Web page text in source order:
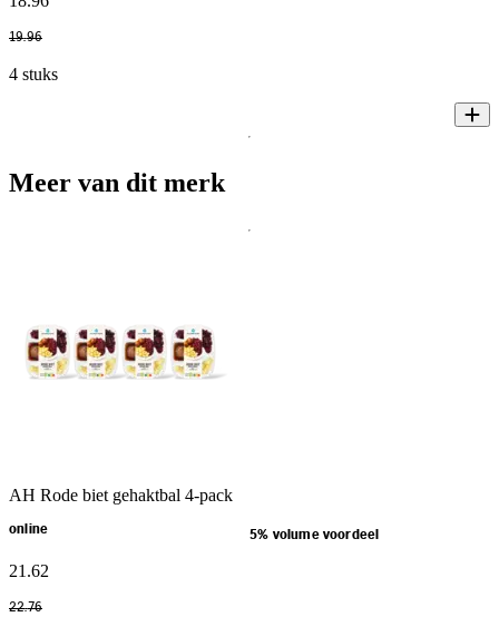
19.96
4 stuks
Meer van dit merk
AH Rode biet gehaktbal 4-pack
online 5% volume voordeel
21 .62
22.76